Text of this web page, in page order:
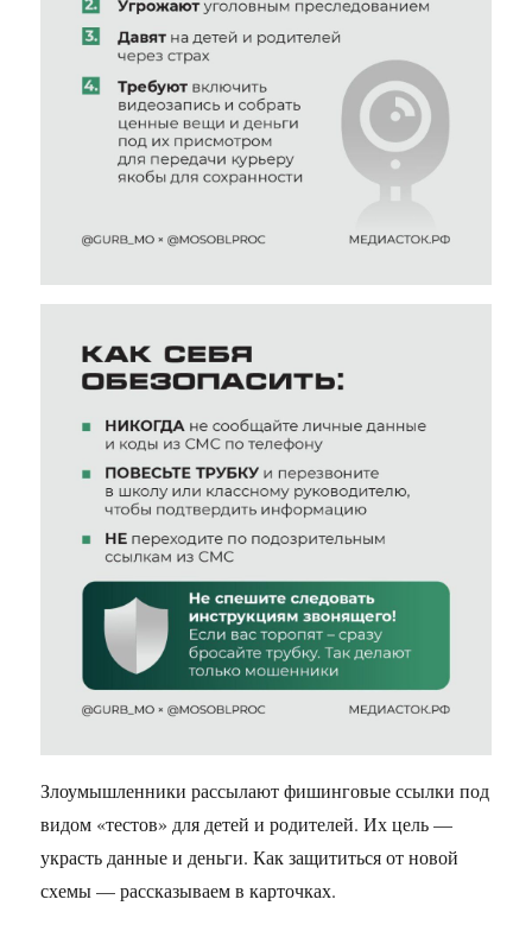
Злоумышленники рассылают фишинговые ссылки под
видом «тестов» для детей и родителей. Их цель —
украсть данные и деньги. Как защититься от новой
схемы — рассказываем в карточках.